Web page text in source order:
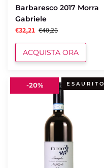
Barbaresco 2017 Morra
Gabriele
€32,21 €40,26
ACQUISTA ORA
Langhe
Nebbiolo
ESAURITO
-20%